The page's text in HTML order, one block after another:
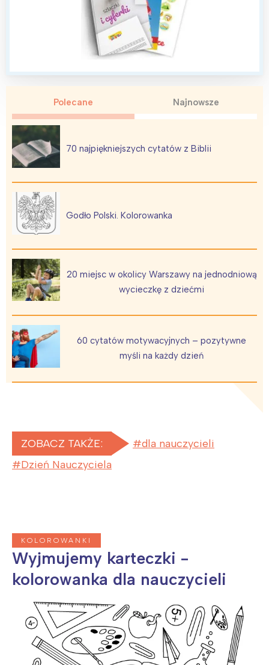
Polecane Najnowsze
70 najpiękniejszych cytatów z Biblii
Godło Polski. Kolorowanka
20 miejsc w okolicy Warszawy na jednodniową
wycieczkę z dziećmi
60 cytatów motywacyjnych – pozytywne
myśli na każdy dzień
ZOBACZ TAKŻE:
dla nauczycieli
Dzień Nauczyciela
KOLOROWANKI
Wyjmujemy karteczki -
kolorowanka dla nauczycieli
tego regionu:
Warszawa
Łódź
Trójmiasto
Poznań
Wrocław
Śląsk
Południe
Wszystkie